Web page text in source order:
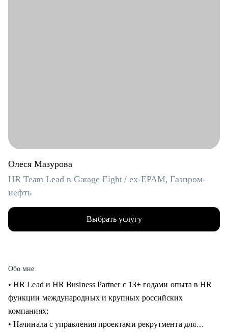
Олеся Мазурова
HR Team Lead в Garage Eight / ex-EPAM, Газпром-
нефть
Выбрать услугу
Обо мне
• HR Lead и HR Business Partner с 13+ годами опыта в HR
функции международных и крупных российских
компаниях;
• Начинала с управления проектами рекрутмента для